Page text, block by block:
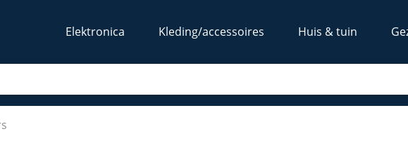
Elektronica Kleding/accessoires Huis & tuin
met 48 weerstandsniveaus - Ergometer - Bluetooth - Hartslagsensoren -